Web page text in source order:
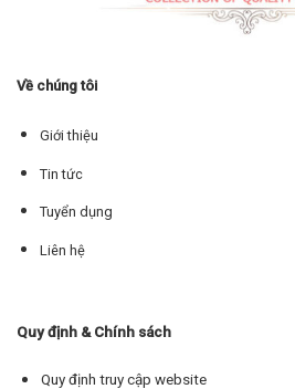
Về chúng tôi
Giới thiệu
Tin tức
Tuyển dụng
Liên hệ
Quy định & Chính sách
Quy định truy cập website